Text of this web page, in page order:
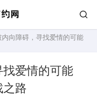
内向障碍，寻找爱情的可能
爱情的可能
路